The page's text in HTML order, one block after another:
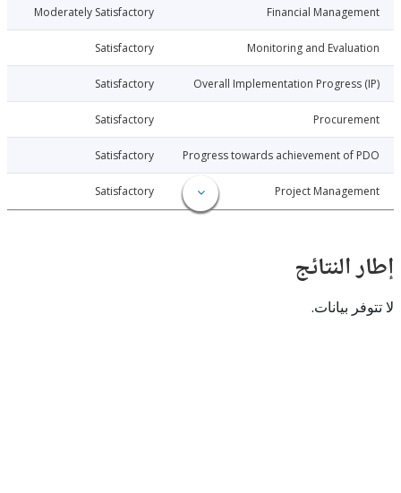
Financial
Moderately Satisfactory
07-07
Monitoring and
Satisfactory
Overall Implementation
Satisfactory
Satisfactory
Progress towards achievement of
Satisfactory
Project
Satisfactory
بيانات.